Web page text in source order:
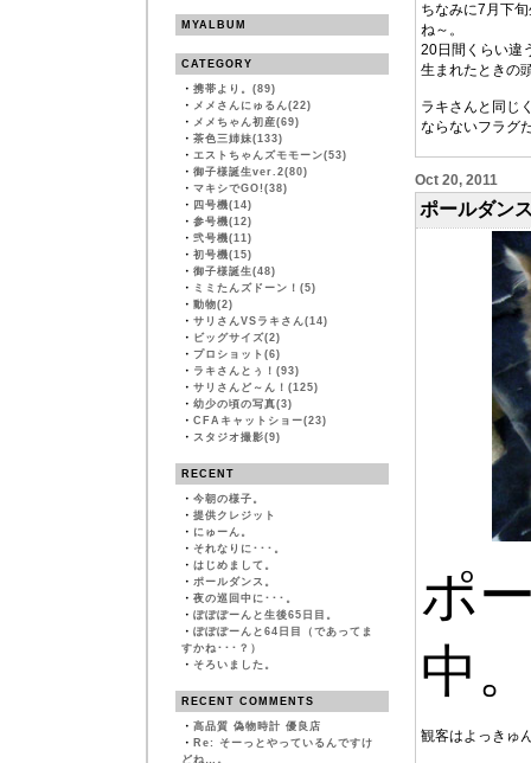
MYALBUM
CATEGORY
・ 携帯より。(89)
・ メメさんにゅるん(22)
・ メメちゃん初産(69)
・ 茶色三姉妹(133)
・ エストちゃんズモモーン(53)
・ 御子様誕生ver.2(80)
・ マキシでGO!(38)
・ 四号機(14)
・ 参号機(12)
・ 弐号機(11)
・ 初号機(15)
・ 御子様誕生(48)
・ ミミたんズドーン！(5)
・ 動物(2)
・ サリさんVSラキさん(14)
・ ビッグサイズ(2)
・ プロショット(6)
・ ラキさんとぅ！(93)
・ サリさんど～ん！(125)
・ 幼少の頃の写真(3)
・ CFAキャットショー(23)
・ スタジオ撮影(9)
RECENT
・ 今朝の様子。
・ 提供クレジット
・ にゅーん。
・ それなりに･･･。
・ はじめまして。
・ ポールダンス。
・ 夜の巡回中に･･･。
・ ぽぽぽーんと生後65日目。
・ ぽぽぽーんと64日目（であってま
すかね･･･？）
・ そろいました。
RECENT COMMENTS
・ 高品質 偽物時計 優良店
・ Re: そーっとやっているんですけ
どね…。
ちなみに7月下
ね～。
20日間くらい違
生まれたときの
ラキさんと同じ
ならないフラグ
Oct 20, 2011
ポールダン
ポ
中
観客はよっきゅ